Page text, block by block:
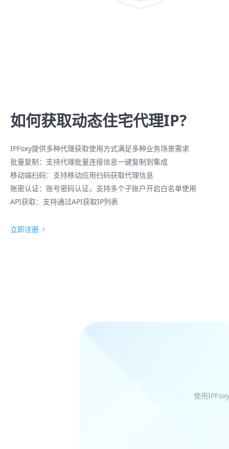
如何获取动态住宅代理IP?
IPFoxy提供多种代理获取使用方式满足多种业务场景需求
批量复制：支持代理批量连接信息一键复制到集成
移动端扫码：支持移动应用扫码获取代理信息
账密认证：账号密码认证，支持多个子账户开启白名单使用
API获取：支持通过API获取IP列表
立即注册
使用